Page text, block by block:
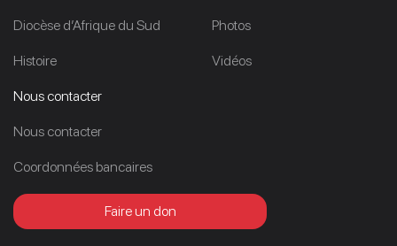
Diocèse d’Afrique du Sud
Histoire
Photos
Vidéos
Nous contacter
Nous contacter
Coordonnées bancaires
Faire un don